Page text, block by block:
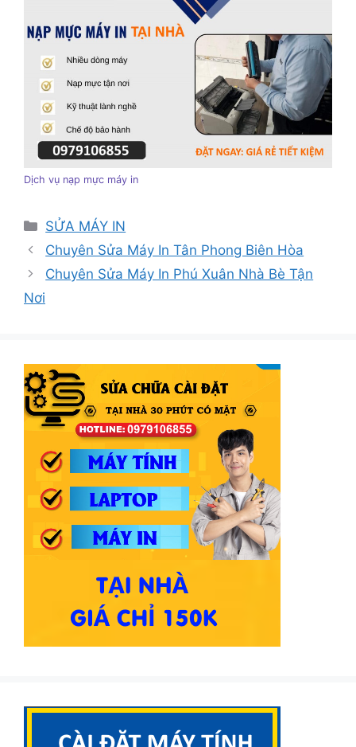
Dịch vụ nạp mực máy in
Danh
mục
SỬA MÁY IN
Chuyên Sửa Máy In Tân Phong Biên Hòa
Chuyên Sửa Máy In Phú Xuân Nhà Bè Tận
Nơi